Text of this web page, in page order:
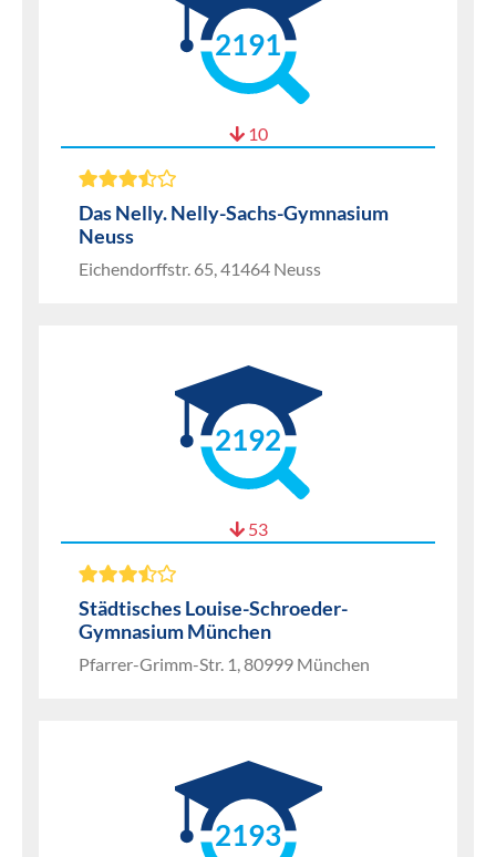
2191
10
Das Nelly. Nelly-Sachs-Gymnasium
Neuss
Eichendorffstr. 65, 41464 Neuss
2192
53
Städtisches Louise-Schroeder-
Gymnasium München
Pfarrer-Grimm-Str. 1, 80999 München
2193